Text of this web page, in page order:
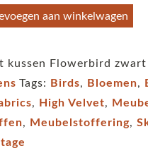
aan winkelwagen
kussen Flowerbird zwart
Tags: Birds, Bloemen,
, High Velvet,
, Meubelstoffering,